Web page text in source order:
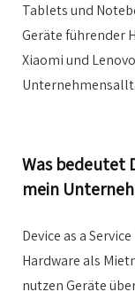
Tablets und
Geräte führender
Xiaomi und
Was bedeutet
mein
Device as a
Hardware als
nutzen Geräte